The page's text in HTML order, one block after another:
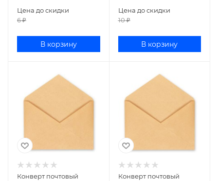
Цена до скидки
6₽
В корзину
Цена до скидки
10₽
В корзину
Конверт почтовый
Конверт почтовый